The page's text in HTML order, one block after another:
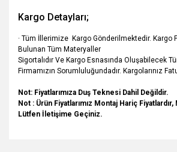
Kargo Detayları;
· Tüm İllerimize Kargo Gönderilmektedir. Kargo
Bulunan Tüm Materyaller
Sigortalıdır Ve Kargo Esnasında Oluşabilecek
Firmamızın Sorumluluğundadır. Kargolarınız
Not: Fiyatlarımıza Duş Teknesi Dahil Değildir.
Not : Ürün Fiyatlarımız Montaj Hariç
Lütfen İletişime Geçiniz.